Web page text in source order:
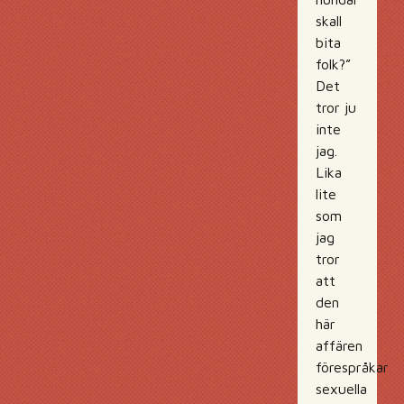
skall
bita
folk?”
Det
tror ju
inte
jag.
Lika
lite
som
jag
tror
att
den
här
affären
förespråkar
sexuella